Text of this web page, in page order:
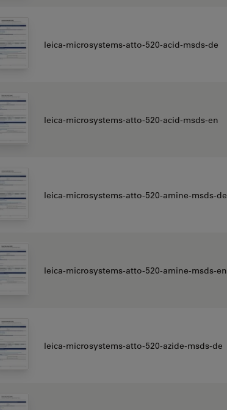
leica-microsystems-atto-520-acid-msds-de
leica-microsystems-atto-520-acid-msds-en
leica-microsystems-atto-520-amine-msds-de
leica-microsystems-atto-520-amine-msds-en
leica-microsystems-atto-520-azide-msds-de